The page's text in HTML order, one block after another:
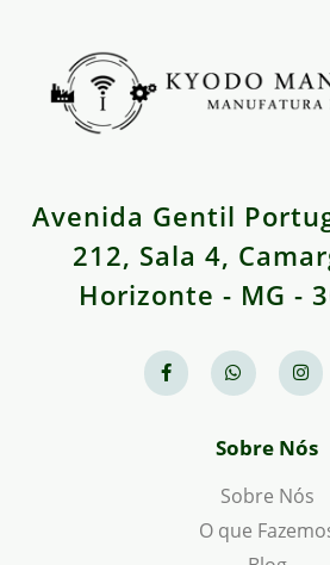
Avenida Gentil
212, Sala 4,
Horizonte - MG -
Sobre Nós
Sobre Nós
O que